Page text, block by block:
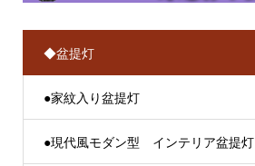
◆盆提灯
●家紋入り盆提灯
●現代風モダン型 インテリア盆提灯